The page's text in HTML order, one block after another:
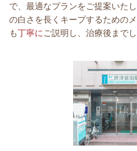
で、最適なプランをご提案いた
の白さを長くキープするための
も丁寧に ご説明し、治療後まで